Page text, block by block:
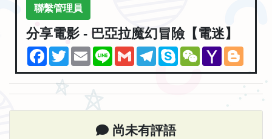
聯繫管理員
分享電影 - 巴亞拉魔幻冒險【電迷】
Facebook
TwitterEmailLine GmailTelegramSkypeWeChatYahoo
Mail
尚未有評語